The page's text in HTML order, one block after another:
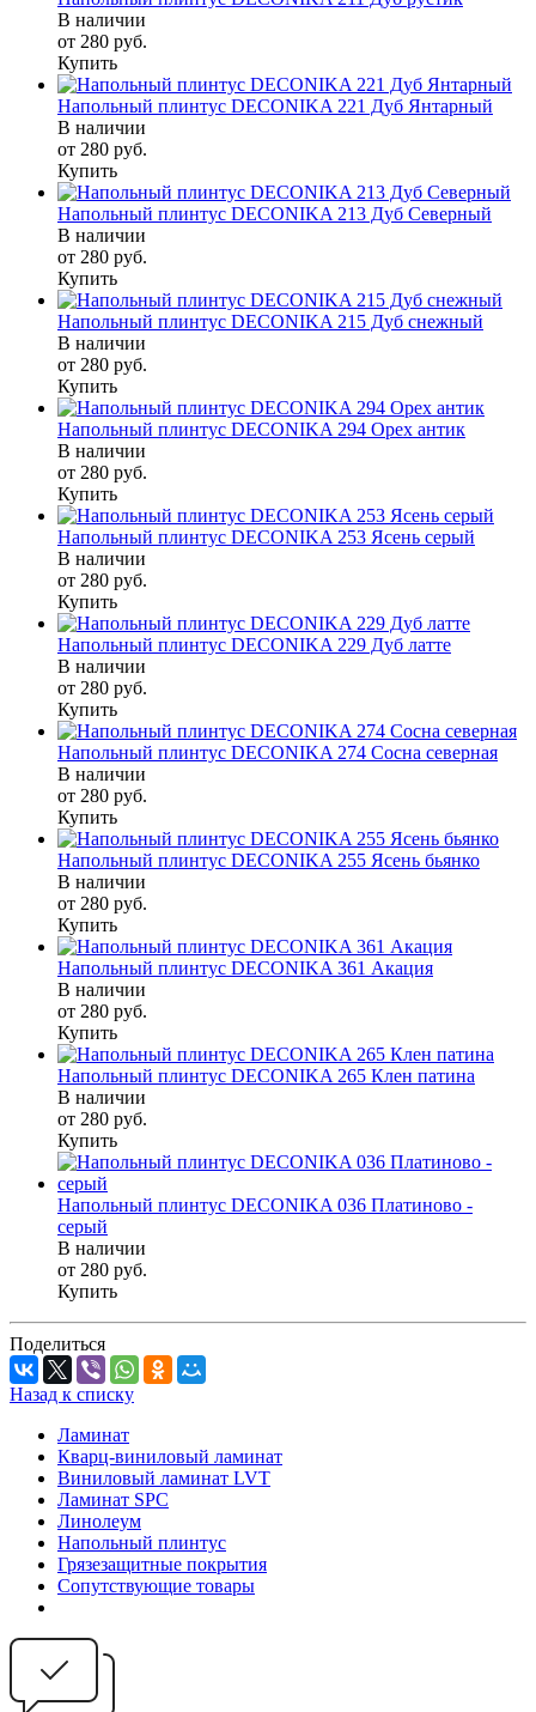
В наличии
от 280 руб.
Купить
Напольный плинтус DECONIKA 221 Дуб Янтарный
В наличии
от 280 руб.
Купить
Напольный плинтус DECONIKA 213 Дуб Северный
В наличии
от 280 руб.
Купить
Напольный плинтус DECONIKA 215 Дуб снежный
В наличии
от 280 руб.
Купить
Напольный плинтус DECONIKA 294 Орех антик
В наличии
от 280 руб.
Купить
Напольный плинтус DECONIKA 253 Ясень серый
В наличии
от 280 руб.
Купить
Напольный плинтус DECONIKA 229 Дуб латте
В наличии
от 280 руб.
Купить
Напольный плинтус DECONIKA 274 Сосна северная
В наличии
от 280 руб.
Купить
Напольный плинтус DECONIKA 255 Ясень бьянко
В наличии
от 280 руб.
Купить
Напольный плинтус DECONIKA 361 Акация
В наличии
от 280 руб.
Купить
Напольный плинтус DECONIKA 265 Клен патина
В наличии
от 280 руб.
Купить
Напольный плинтус DECONIKA 036 Платиново -
серый
В наличии
от 280 руб.
Купить
Поделиться
Назад к списку
Ламинат
Кварц-виниловый ламинат
Виниловый ламинат LVT
Ламинат SPC
Линолеум
Напольный плинтус
Грязезащитные покрытия
Сопутствующие товары